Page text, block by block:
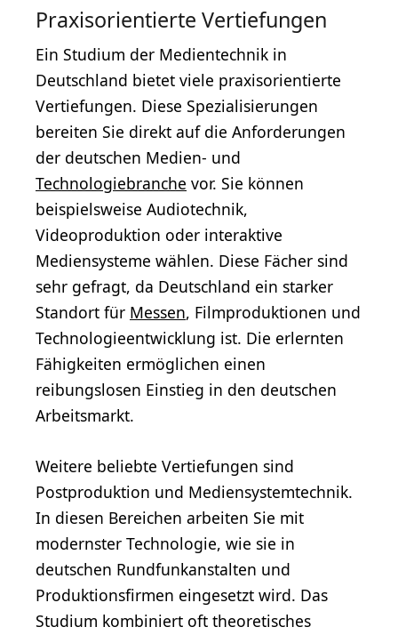
Praxisorientierte Vertiefungen
Ein Studium der Medientechnik in
Deutschland bietet viele praxisorientierte
Vertiefungen. Diese Spezialisierungen
bereiten Sie direkt auf die Anforderungen
der deutschen Medien- und
Technologiebranche vor. Sie können
beispielsweise Audiotechnik,
Videoproduktion oder interaktive
Mediensysteme wählen. Diese Fächer sind
sehr gefragt, da Deutschland ein starker
Standort für Messen, Filmproduktionen und
Technologieentwicklung ist. Die erlernten
Fähigkeiten ermöglichen einen
reibungslosen Einstieg in den deutschen
Arbeitsmarkt.
Weitere beliebte Vertiefungen sind
Postproduktion und Mediensystemtechnik.
In diesen Bereichen arbeiten Sie mit
modernster Technologie, wie sie in
deutschen Rundfunkanstalten und
Produktionsfirmen eingesetzt wird. Das
Studium kombiniert oft theoretisches